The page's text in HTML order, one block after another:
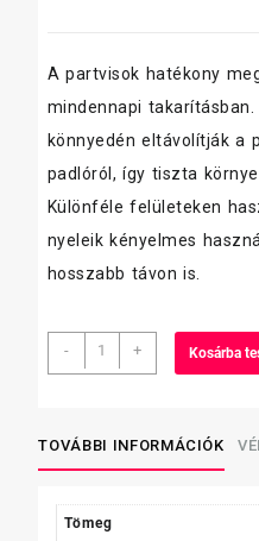
A partvisok hatékony
mindennapi
könnyedén eltávolítják a
padlóról, így tiszta
Különféle felületeken
nyeleik kényelmes
hosszabb távon is.
-
Kefa
Terempartvis
es
/
mennyiség
+ Kosárba
TOVÁBBI INFORMÁCIÓK
Tömeg